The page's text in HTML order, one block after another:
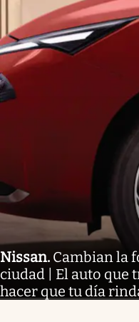
Nissan. Cambian la
ciudad | El auto que
hacer que tu día